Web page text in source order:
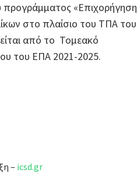
προγράμματος «Επιχορήγηση
στο πλαίσιο του ΤΠΑ του
από το Τομεακό
του ΕΠΑ 2021-2025.
– icsd.gr